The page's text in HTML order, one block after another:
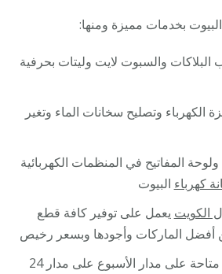
بخدمات مميزة ومنها:
والسبوت لايت وليتات بحرفية
الكهرباء وتصليح سخانات الماء وتغير
المفاتيح في المنظمات الكهربائية
كهرباء البيوت
الكويت يعمل على توفير كافة قطع
أفضل الماركات وأجودها وبسعر رخيص
أسعارنا مناسبة وخدمتنا متاحة على مدار الأسبوع على مدار 24